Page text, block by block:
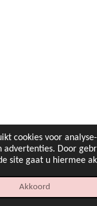
cookies voor
advertenties. Door
site gaat u hiermee
Akkoord